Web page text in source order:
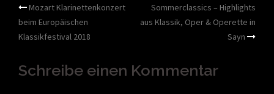
Beitragsnavigation
Mozart Klarinettenkonzert
beim Europäischen
Klassikfestival 2018
Sommerclassics – Highlights
aus Klassik, Oper & Operette in
Sayn
Schreibe einen Kommentar